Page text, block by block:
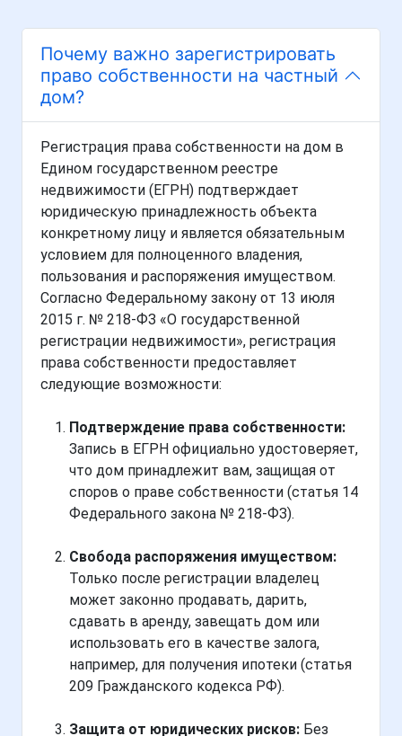
Почему важно зарегистрировать
право собственности на частный
дом?
Регистрация права собственности на дом в
Едином государственном реестре
недвижимости (ЕГРН) подтверждает
юридическую принадлежность объекта
конкретному лицу и является обязательным
условием для полноценного владения,
пользования и распоряжения имуществом.
Согласно Федеральному закону от 13 июля
2015 г. № 218-ФЗ «О государственной
регистрации недвижимости», регистрация
права собственности предоставляет
следующие возможности:
Подтверждение права собственности:
Запись в ЕГРН официально удостоверяет,
что дом принадлежит вам, защищая от
споров о праве собственности (статья 14
Федерального закона № 218-ФЗ).
Свобода распоряжения имуществом:
Только после регистрации владелец
может законно продавать, дарить,
сдавать в аренду, завещать дом или
использовать его в качестве залога,
например, для получения ипотеки (статья
209 Гражданского кодекса РФ).
Защита от юридических рисков: Без